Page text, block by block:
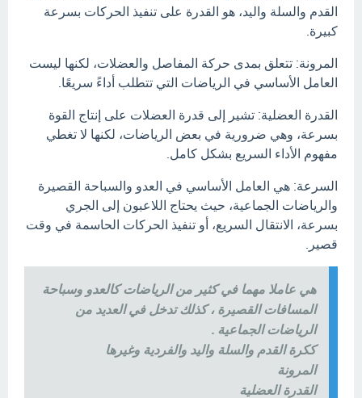
القدم والسلة واليد، هو القدرة على تنفيذ الحركات بسرعة
كبيرة.
المرونة: تتعلق بمدى حركة المفاصل والعضلات، لكنها ليست
العامل الأساسي في الرياضات التي تتطلب أداءً سريعًا.
القدرة العضلية: تشير إلى قدرة العضلات على إنتاج القوة
بسرعة، وهي ضرورية في بعض الرياضات، لكنها لا تغطي
مفهوم الأداء السريع بشكل كامل.
السرعة: هي العامل الأساسي في العدو والسباحة القصيرة
والرياضات الجماعية، حيث يحتاج اللاعبون إلى الجري
بسرعة، الانتقال السريع، أو تنفيذ الحركات الحاسمة في وقت
قصير.
هي عاملا مهما في كثير من الرياضات كالعدو وسباحة
المسافات القصيرة ، كذلك تدخل في العديد من
الرياضات الجماعية .
ككرة القدم والسلة واليد والفردية وغيرها
المرونة
القدرة العضلية